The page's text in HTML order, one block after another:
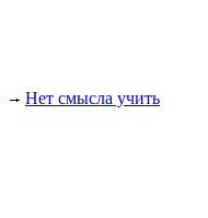
Нет смысла учить